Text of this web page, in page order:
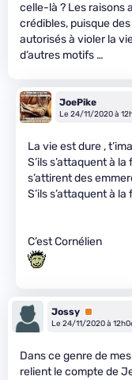
celle-là ? Les raisons
crédibles, puisque des
autorisés à violer la
d’autres motifs …
JoePike
Le 24/11/2020 à
La vie est dure ,
S’ils s’attaquent à
s’attirent des
S’ils s’attaquent à
C’est Cornélien
Jossy Premium
Le 24/11/2020 à
Dans ce genre de
relient le compte de